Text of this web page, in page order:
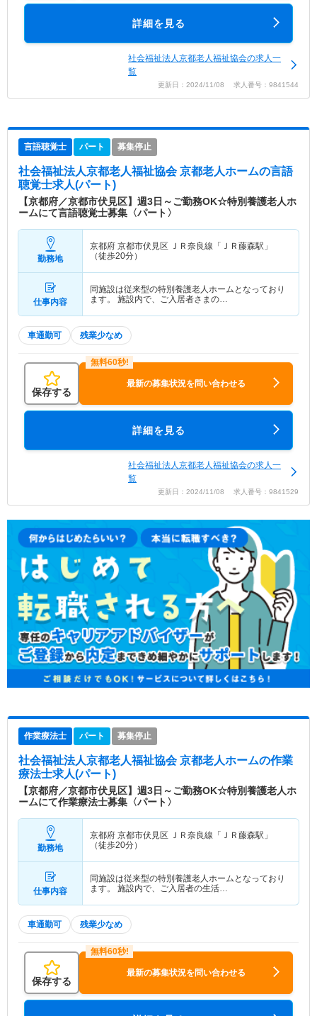
詳細を見る
社会福祉法人京都老人福祉協会の求人一
覧
更新日：2024/11/08 求人番号：9841544
言語聴覚士 パート 募集停止
社会福祉法人京都老人福祉協会 京都老人ホームの言語
聴覚士求人(パート)
【京都府／京都市伏見区】週3日～ご勤務OK☆特別養護老人ホ
ームにて言語聴覚士募集〈パート〉
勤務地
京都府 京都市伏見区
ＪＲ奈良線「ＪＲ藤森駅」
（徒歩20分）
仕事内容
同施設は従来型の特別養護老人ホームとなっており
ます。 施設内で、ご入居者さまの…
車通勤可 残業少なめ
保存する
最新の募集状況を問い合わせる
詳細を見る
社会福祉法人京都老人福祉協会の求人一
覧
更新日：2024/11/08 求人番号：9841529
作業療法士 パート 募集停止
社会福祉法人京都老人福祉協会 京都老人ホームの作業
療法士求人(パート)
【京都府／京都市伏見区】週3日～ご勤務OK☆特別養護老人ホ
ームにて作業療法士募集〈パート〉
勤務地
京都府 京都市伏見区 ＪＲ奈良線「ＪＲ藤森駅」
（徒歩20分）
仕事内容
同施設は従来型の特別養護老人ホームとなっており
ます。 施設内で、ご入居者の生活…
車通勤可 残業少なめ
保存する
最新の募集状況を問い合わせる